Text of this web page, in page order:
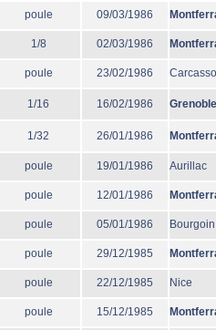
poule 09/03/1986
1/8 02/03/1986
poule 23/02/1986
1/16 16/02/1986 Grenoble
1/32 26/01/1986
poule 19/01/1986 Aurillac
poule 12/01/1986
poule 05/01/1986 Bourgoin
poule 29/12/1985
poule 22/12/1985 Nice
poule 15/12/1985